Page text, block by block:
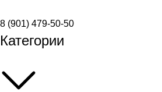
8 (901) 479-50-50
Категории